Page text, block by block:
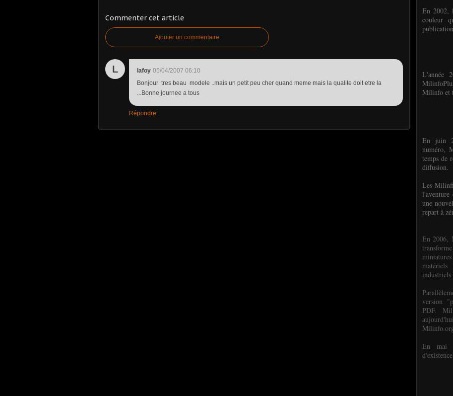
Commenter cet article
Ajouter un commentaire
L lafoy 05/04/2007 06:10
Bonjour tres beau modele ..mais un petit peu cher quand meme mais la qualite doit etre la
...Bonne journee a tous
Répondre
En 2002,
couleur
L'année
Milinfo et
En juin
numéro,
temps de
diffusion.
Les
l'aventure
une
repart à
En 2006,
industriels
P
version
PDF.
En mai